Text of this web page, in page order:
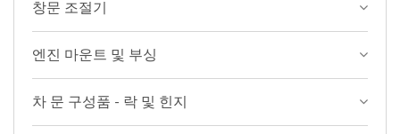
창문 조절기
엔진 마운트 및 부싱
차 문 구성품 - 락 및 힌지